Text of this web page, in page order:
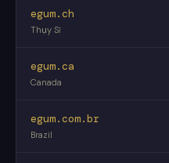
egum.ch
Thụy Sĩ
egum.ca
Canada
egum.com.br
Brazil